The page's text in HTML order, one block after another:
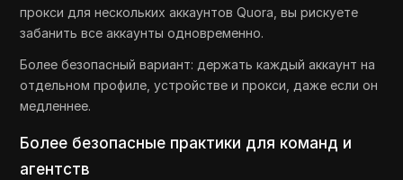
прокси для нескольких аккаунтов Quora, вы рискуете
забанить все аккаунты одновременно.
Более безопасный вариант: держать каждый аккаунт на
отдельном профиле, устройстве и прокси, даже если он
медленнее.
Более безопасные практики для команд и
агентств